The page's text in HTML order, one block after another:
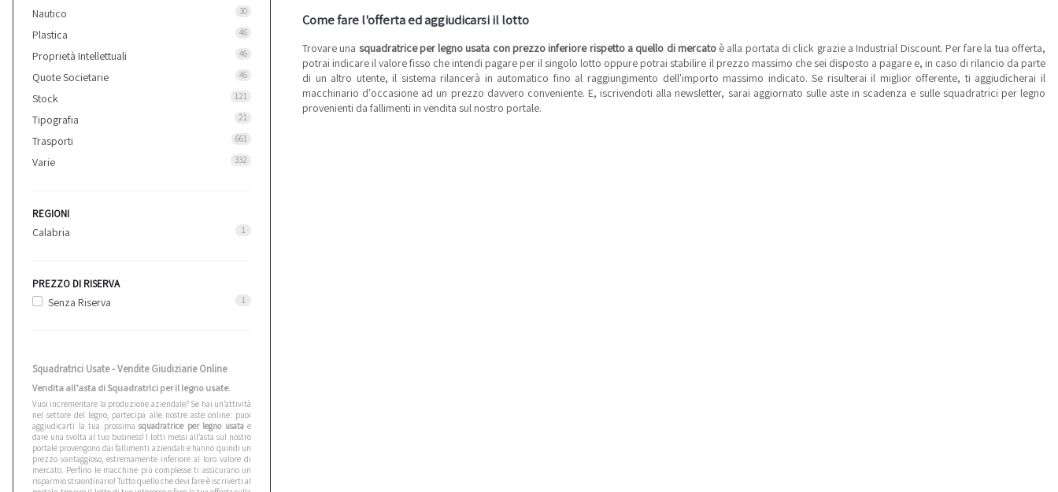
Nautico 30
Plastica 46
Proprietà Intellettuali 46
Quote Societarie 46
Stock 121
Tipografia 21
Trasporti 661
Varie 332
REGIONI
Calabria 1
PREZZO DI RISERVA
Senza Riserva 1
Squadratrici Usate - Vendite Giudiziarie Online
Vendita all’asta di Squadratrici per il legno usate.
Vuoi incrementare la produzione aziendale? Se hai un’attività
nel settore del legno, partecipa alle nostre aste online: puoi
aggiudicarti la tua prossima squadratrice per legno usatae
dare una svolta al tuo business! I lotti messi all’asta sul nostro
portale provengono dai fallimenti aziendali e hanno quindi un
prezzo vantaggioso, estremamente inferiore al loro valore di
mercato. Perfino le macchine più complesse ti assicurano un
risparmio straordinario! Tutto quello che devi fare è iscriverti al
Come fare l'offerta ed aggiudicarsi il lotto
Trovare una squadratrice per legno usata con prezzo inferiore rispetto a quello di mercatoè alla portata di click grazie a Industrial Discount. Per fare la tua offerta,
potrai indicare il valore fisso che intendi pagare per il singolo lotto oppure potrai stabilire il prezzo massimo che sei disposto a pagare e, in caso di rilancio da parte
di un altro utente, il sistema rilancerà in automatico fino al raggiungimento dell'importo massimo indicato. Se risulterai il miglior offerente, ti aggiudicherai il
macchinario d'occasione ad un prezzo davvero conveniente. E, iscrivendoti alla newsletter, sarai aggiornato sulle aste in scadenza e sulle squadratrici per legno
provenienti da fallimenti in vendita sul nostro portale.